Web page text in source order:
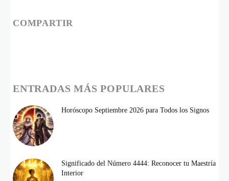
COMPARTIR
ENTRADAS MÁS POPULARES
Horóscopo Septiembre 2026 para Todos los Signos
Significado del Número 4444: Reconocer tu Maestría
Interior